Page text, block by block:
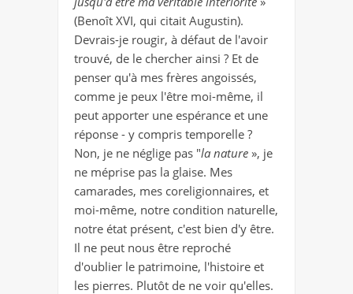
(Benoît XVI, qui citait Augustin).
Devrais-je rougir, à défaut de l'avoir
trouvé, de le chercher ainsi ? Et de
penser qu'à mes frères angoissés,
comme je peux l'être moi-même, il
peut apporter une espérance et une
réponse - y compris temporelle ?
Non, je ne néglige pas "la nature », je
ne méprise pas la glaise. Mes
camarades, mes coreligionnaires, et
moi-même, notre condition naturelle,
notre état présent, c'est bien d'y être.
Il ne peut nous être reproché
d'oublier le patrimoine, l'histoire et
les pierres. Plutôt de ne voir qu'elles.